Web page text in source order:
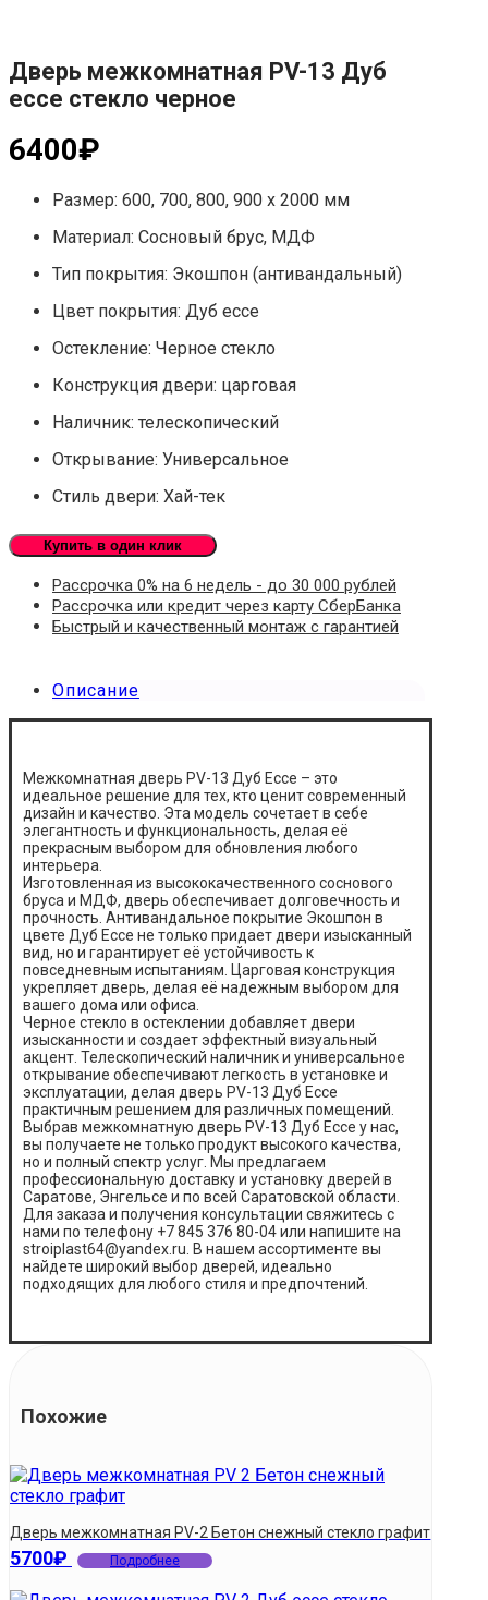
Дверь межкомнатная PV-13 Дуб
ессе стекло черное
6400₽
Размер: 600, 700, 800, 900 х 2000 мм
Материал: Сосновый брус, МДФ
Тип покрытия: Экошпон (антивандальный)
Цвет покрытия: Дуб ессе
Остекление: Черное стекло
Конструкция двери: царговая
Наличник: телескопический
Открывание: Универсальное
Стиль двери: Хай-тек
Купить в один клик
Рассрочка 0% на 6 недель - до 30 000 рублей
Рассрочка или кредит через карту СберБанка
Быстрый и качественный монтаж с гарантией
Описание
Межкомнатная дверь PV-13 Дуб Ессе – это
идеальное решение для тех, кто ценит современный
дизайн и качество. Эта модель сочетает в себе
элегантность и функциональность, делая её
прекрасным выбором для обновления любого
интерьера.
Изготовленная из высококачественного соснового
бруса и МДФ, дверь обеспечивает долговечность и
прочность. Антивандальное покрытие Экошпон в
цвете Дуб Ессе не только придает двери изысканный
вид, но и гарантирует её устойчивость к
повседневным испытаниям. Царговая конструкция
укрепляет дверь, делая её надежным выбором для
вашего дома или офиса.
Черное стекло в остеклении добавляет двери
изысканности и создает эффектный визуальный
акцент. Телескопический наличник и универсальное
открывание обеспечивают легкость в установке и
эксплуатации, делая дверь PV-13 Дуб Ессе
практичным решением для различных помещений.
Выбрав межкомнатную дверь PV-13 Дуб Ессе у нас,
вы получаете не только продукт высокого качества,
но и полный спектр услуг. Мы предлагаем
профессиональную доставку и установку дверей в
Саратове, Энгельсе и по всей Саратовской области.
Для заказа и получения консультации свяжитесь с
нами по телефону +7 845 376 80-04 или напишите на
stroiplast64@yandex.ru. В нашем ассортименте вы
найдете широкий выбор дверей, идеально
подходящих для любого стиля и предпочтений.
Похожие
Дверь межкомнатная PV-2 Бетон снежный стекло графит
5700₽ Подробнее